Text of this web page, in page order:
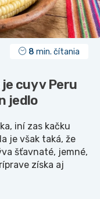
8 min. čítania
cuy v Peru
jedlo
iní zas kačku
je však taká, že
šťavnaté, jemné,
získa aj